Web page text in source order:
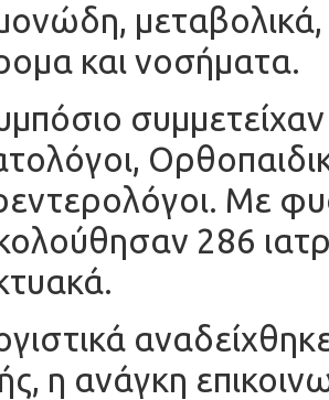
μεταβολικά,
και νοσήματα.
Με
286
η ανάγκη